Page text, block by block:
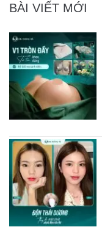
BÀI VIẾT MỚI